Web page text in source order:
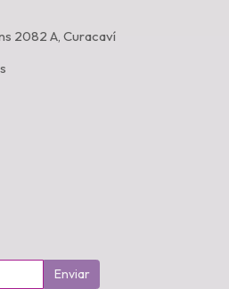
2082 A, Curacaví
Enviar